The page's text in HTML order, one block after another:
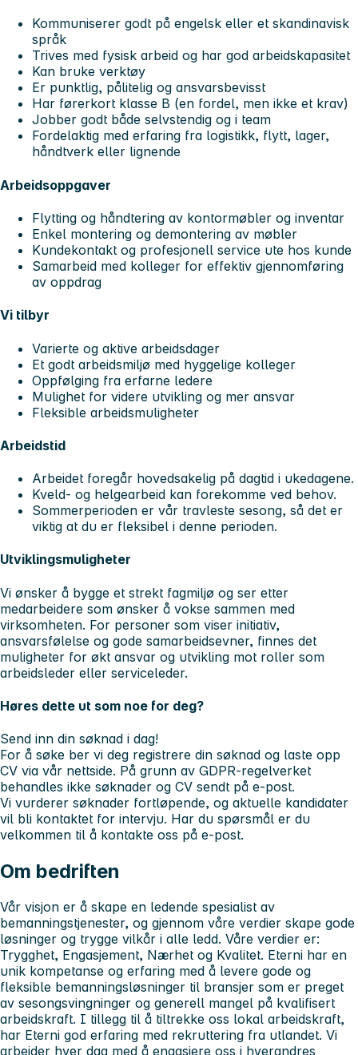
Kommuniserer godt på engelsk eller et skandinavisk
språk
Trives med fysisk arbeid og har god arbeidskapasitet
Kan bruke verktøy
Er punktlig, pålitelig og ansvarsbevisst
Har førerkort klasse B (en fordel, men ikke et krav)
Jobber godt både selvstendig og i team
Fordelaktig med erfaring fra logistikk, flytt, lager,
håndtverk eller lignende
Arbeidsoppgaver
Flytting og håndtering av kontormøbler og inventar
Enkel montering og demontering av møbler
Kundekontakt og profesjonell service ute hos kunde
Samarbeid med kolleger for effektiv gjennomføring
av oppdrag
Vi tilbyr
Varierte og aktive arbeidsdager
Et godt arbeidsmiljø med hyggelige kolleger
Oppfølging fra erfarne ledere
Mulighet for videre utvikling og mer ansvar
Fleksible arbeidsmuligheter
Arbeidstid
Arbeidet foregår hovedsakelig på dagtid i ukedagene.
Kveld- og helgearbeid kan forekomme ved behov.
Sommerperioden er vår travleste sesong, så det er
viktig at du er fleksibel i denne perioden.
Utviklingsmuligheter
Vi ønsker å bygge et strekt fagmiljø og ser etter
medarbeidere som ønsker å vokse sammen med
virksomheten. For personer som viser initiativ,
ansvarsfølelse og gode samarbeidsevner, finnes det
muligheter for økt ansvar og utvikling mot roller som
arbeidsleder eller serviceleder.
Høres dette ut som noe for deg?
Send inn din søknad i dag!
For å søke ber vi deg registrere din søknad og laste opp
CV via vår nettside. På grunn av GDPR-regelverket
behandles ikke søknader og CV sendt på e-post.
Vi vurderer søknader fortløpende, og aktuelle kandidater
vil bli kontaktet for intervju. Har du spørsmål er du
velkommen til å kontakte oss på e-post.
Om bedriften
Vår visjon er å skape en ledende spesialist av
bemanningstjenester, og gjennom våre verdier skape gode
løsninger og trygge vilkår i alle ledd. Våre verdier er:
Trygghet, Engasjement, Nærhet og Kvalitet. Eterni har en
unik kompetanse og erfaring med å levere gode og
fleksible bemanningsløsninger til bransjer som er preget
av sesongsvingninger og generell mangel på kvalifisert
arbeidskraft. I tillegg til å tiltrekke oss lokal arbeidskraft,
har Eterni god erfaring med rekruttering fra utlandet. Vi
arbeider hver dag med å engasjere oss i hverandres